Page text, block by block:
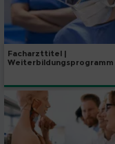
Facharzttitel |
Weiterbildungsprogramm